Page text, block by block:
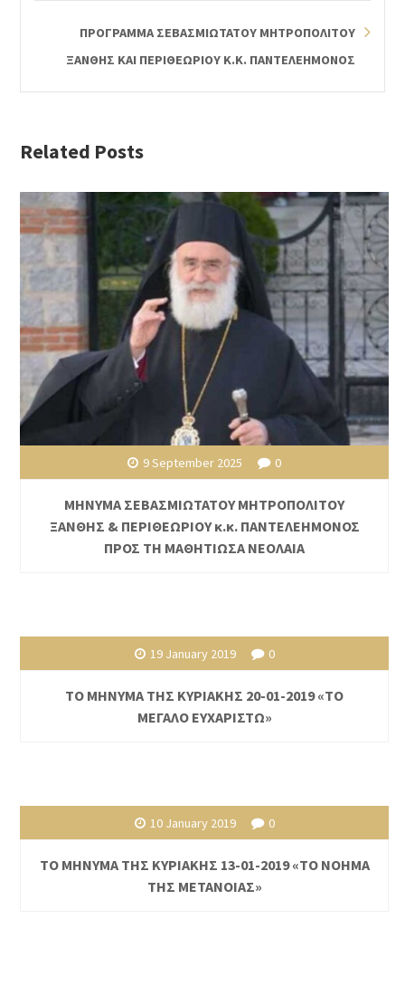
ΠΡΟΓΡΑΜΜΑ ΣΕΒΑΣΜΙΩΤΑΤΟΥ ΜΗΤΡΟΠΟΛΙΤΟΥ
ΞΑΝΘΗΣ ΚΑΙ ΠΕΡΙΘΕΩΡΙΟΥ Κ.Κ. ΠΑΝΤΕΛΕΗΜΟΝΟΣ
Related Posts
9 September 2025 0
ΜΗΝΥΜΑ ΣΕΒΑΣΜΙΩΤΑΤΟΥ ΜΗΤΡΟΠΟΛΙΤΟΥ
ΞΑΝΘΗΣ & ΠΕΡΙΘΕΩΡΙΟΥ κ.κ. ΠΑΝΤΕΛΕΗΜΟΝΟΣ
ΠΡΟΣ ΤΗ ΜΑΘΗΤΙΩΣΑ ΝΕΟΛΑΙΑ
19 January 2019 0
ΤΟ ΜΗΝΥΜΑ ΤΗΣ ΚΥΡΙΑΚΗΣ 20-01-2019 «ΤΟ
ΜΕΓΑΛΟ ΕΥΧΑΡΙΣΤΩ»
10 January 2019 0
ΤΟ ΜΗΝΥΜΑ ΤΗΣ ΚΥΡΙΑΚΗΣ 13-01-2019 «ΤΟ ΝΟΗΜΑ
ΤΗΣ ΜΕΤΑΝΟΙΑΣ»